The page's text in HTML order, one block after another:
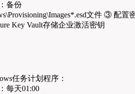
备份
文件 ③ 配置
Key Vault存储企业激活密钥
任务计划程序：
每天01:00